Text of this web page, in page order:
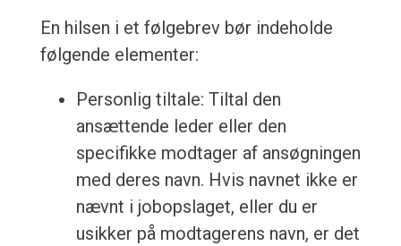
En hilsen i et følgebrev bør indeholde
følgende elementer:
Personlig tiltale: Tiltal den
ansættende leder eller den
specifikke modtager af ansøgningen
med deres navn. Hvis navnet ikke er
nævnt i jobopslaget, eller du er
usikker på modtagerens navn, er det